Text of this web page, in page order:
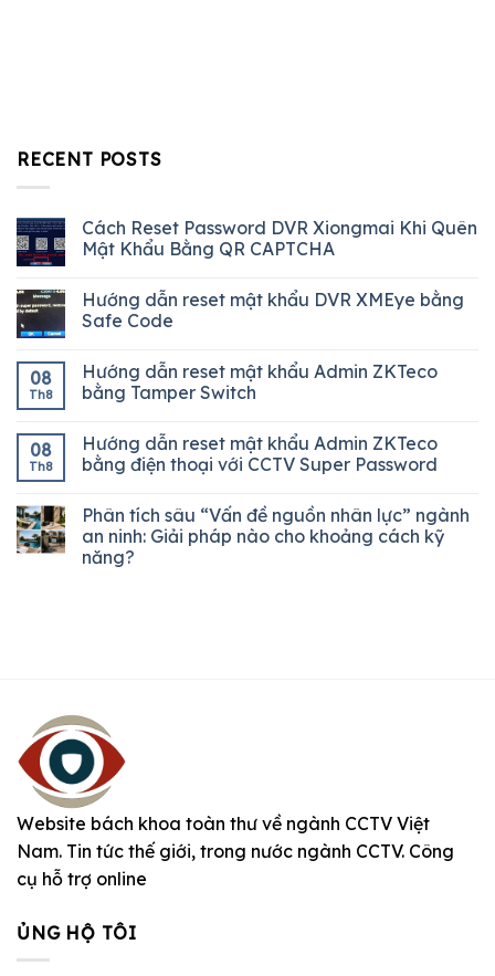
RECENT POSTS
Cách Reset Password DVR Xiongmai Khi Quên
Mật Khẩu Bằng QR CAPTCHA
Hướng dẫn reset mật khẩu DVR XMEye bằng
Safe Code
08
Th8
Hướng dẫn reset mật khẩu Admin ZKTeco
bằng Tamper Switch
08
Th8
Hướng dẫn reset mật khẩu Admin ZKTeco
bằng điện thoại với CCTV Super Password
Phân tích sâu “Vấn đề nguồn nhân lực” ngành
an ninh: Giải pháp nào cho khoảng cách kỹ
năng?
Website bách khoa toàn thư về ngành CCTV Việt
Nam. Tin tức thế giới, trong nước ngành CCTV. Công
cụ hỗ trợ online
ỦNG HỘ TÔI